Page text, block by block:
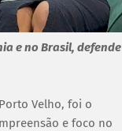
e no Brasil, defende
Velho, foi o
e foco no